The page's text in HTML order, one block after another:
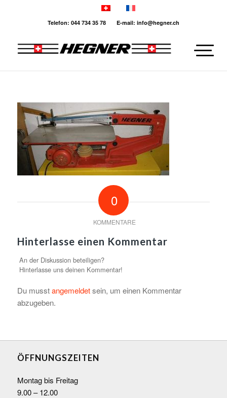
Telefon: 044 734 35 78 E-mail: info@hegner.ch
0
KOMMENTARE
Hinterlasse einen Kommentar
An der Diskussion beteiligen?
Hinterlasse uns deinen Kommentar!
Du musstangemeldetsein, um einen Kommentar
abzugeben.
ÖFFNUNGSZEITEN
Montag bis Freitag
9.00 – 12.00